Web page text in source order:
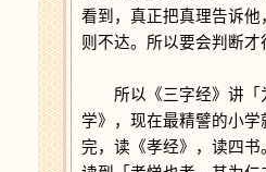
看到，真正把真理告诉
则不达。所以要会判断才
所以《三字经》讲「为
学》，现在最精譬的小
完，读《孝经》，读四